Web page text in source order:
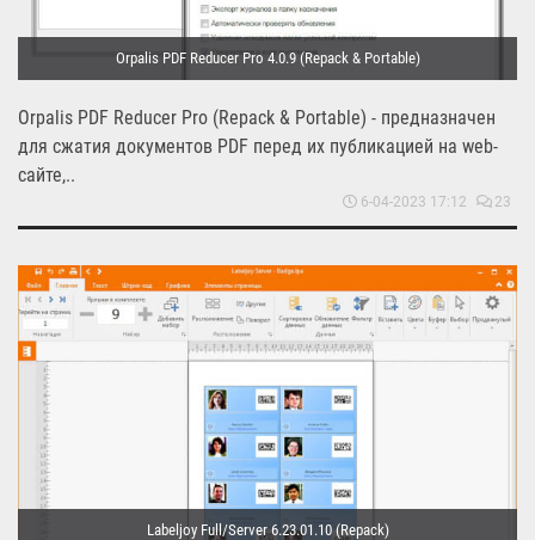
Orpalis PDF Reducer Pro 4.0.9 (Repack & Portable)
Orpalis PDF Reducer Pro (Repack & Portable) - предназначен
для сжатия документов PDF перед их публикацией на web-
сайте,..
6-04-2023 17:12 23
Labeljoy Full/Server 6.23.01.10 (Repack)